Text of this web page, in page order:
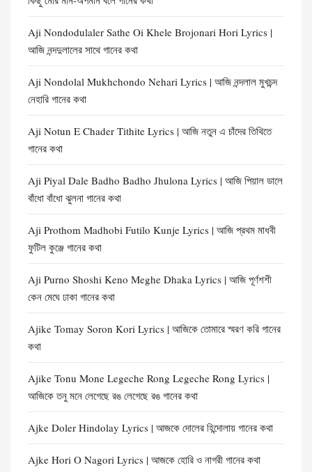
Aji Nondodulaler Sathe Oi Khele Brojonari Hori Lyrics |
আজি নন্দদুলালের সাথে গানের কথা
Aji Nondolal Mukhchondo Nehari Lyrics | আজি নন্দলাল মুখচন্দ
নেহারি গানের কথা
Aji Notun E Chader Tithite Lyrics | আজি নতুন এ চাঁদের তিথিতে
গানের কথা
Aji Piyal Dale Badho Badho Jhulona Lyrics | আজি পিয়াল ডালে
বাঁধো বাঁধো ঝুলনা গানের কথা
Aji Prothom Madhobi Futilo Kunje Lyrics | আজি প্রথম মাধবী
ফুটিল কুঞ্জে গানের কথা
Aji Purno Shoshi Keno Meghe Dhaka Lyrics | আজি পূর্ণশশী
কেন মেঘে ঢাকা গানের কথা
Ajike Tomay Soron Kori Lyrics | আজিকে তোমারে স্মরণ করি গানের
কথা
Ajike Tonu Mone Legeche Rong Legeche Rong Lyrics |
আজিকে তনু মনে লেগেছে রঙ লেগেছে রঙ গানের কথা
Ajke Doler Hindolay Lyrics | আজকে দোলের হিন্দোলায় গানের কথা
Ajke Hori O Nagori Lyrics | আজকে হোরি ও নাগরী গানের কথা